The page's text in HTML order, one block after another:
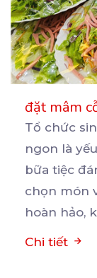
đặt mâm
Tổ chức
ngon là
bữa tiệc
chọn món
hoàn hảo,
Chi tiết